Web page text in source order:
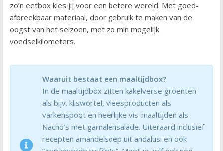
zo’n eetbox kies jij voor een betere wereld. Met goed-
afbreekbaar materiaal, door gebruik te maken van de
oogst van het seizoen, met zo min mogelijk
voedselkilometers.
Waaruit bestaat een maaltijdbox?
In de maaltijdbox zitten kakelverse groenten
als bijv. kliswortel, vleesproducten als
varkenspoot en heerlijke vis-maaltijden als
Nacho’s met garnalensalade. Uiteraard inclusief
recepten amandelsoep uit andalusi en ook